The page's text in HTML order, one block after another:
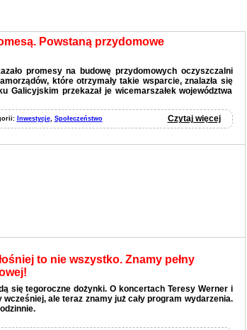
Powstaną przydomowe
promesy na budowę przydomowych oczyszczalni
które otrzymały takie wsparcie, znalazła się
Galicyjskim przekazał je wicemarszałek województwa
Inwestycje, Społeczeństwo Czytaj więcej
to nie wszystko. Znamy pełny
się tegoroczne dożynki. O koncertach Teresy Werner i
wcześniej, ale teraz znamy już cały program wydarzenia.